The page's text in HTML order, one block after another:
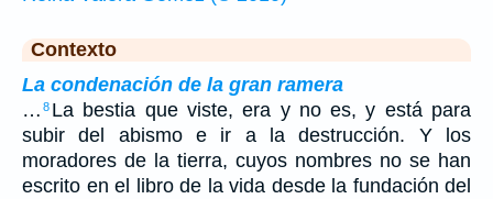
Contexto
La condenación de la gran ramera
… 8 La bestia que viste, era y no es, y está para
subir del abismo e ir a la destrucción. Y los
moradores de la tierra, cuyos nombres no se han
escrito en el libro de la vida desde la fundación del